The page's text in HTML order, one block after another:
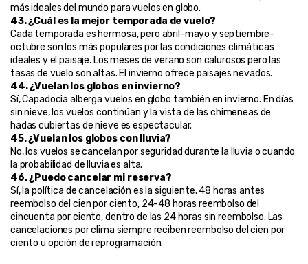
más ideales del mundo para vuelos en globo.
43. ¿Cuál es la mejor temporada de vuelo?
Cada temporada es hermosa, pero abril-mayo y septiembre-
octubre son los más populares por las condiciones climáticas
ideales y el paisaje. Los meses de verano son calurosos pero las
tasas de vuelo son altas. El invierno ofrece paisajes nevados.
44. ¿Vuelan los globos en invierno?
Sí, Capadocia alberga vuelos en globo también en invierno. En días
sin nieve, los vuelos continúan y la vista de las chimeneas de
hadas cubiertas de nieve es espectacular.
45. ¿Vuelan los globos con lluvia?
No, los vuelos se cancelan por seguridad durante la lluvia o cuando
la probabilidad de lluvia es alta.
46. ¿Puedo cancelar mi reserva?
Sí, la política de cancelación es la siguiente. 48 horas antes
reembolso del cien por ciento, 24-48 horas reembolso del
cincuenta por ciento, dentro de las 24 horas sin reembolso. Las
cancelaciones por clima siempre reciben reembolso del cien por
ciento u opción de reprogramación.